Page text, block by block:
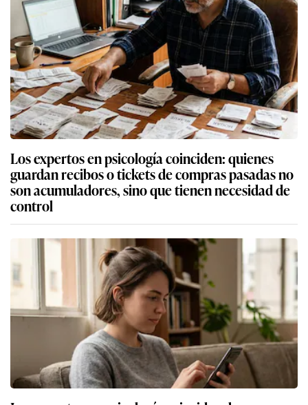
Los expertos en psicología coinciden: quienes
guardan recibos o tickets de compras pasadas no
son acumuladores, sino que tienen necesidad de
control